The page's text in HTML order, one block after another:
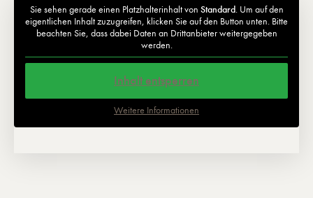
Sie sehen gerade einen Platzhalterinhalt von Standard. Um auf den
eigentlichen Inhalt zuzugreifen, klicken Sie auf den Button unten. Bitte
beachten Sie, dass dabei Daten an Drittanbieter weitergegeben
werden.
Inhalt entsperren
Weitere Informationen